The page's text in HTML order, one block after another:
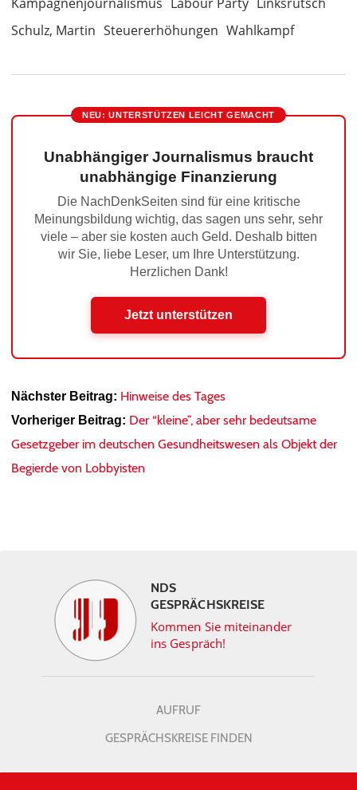
Schulz, Martin Steuererhöhungen Wahlkampf
NEU: UNTERSTÜTZEN LEICHT GEMACHT
Unabhängiger Journalismus braucht
unabhängige Finanzierung
Die NachDenkSeiten sind für eine kritische
Meinungsbildung wichtig, das sagen uns sehr, sehr
viele – aber sie kosten auch Geld. Deshalb bitten
wir Sie, liebe Leser, um Ihre Unterstützung.
Herzlichen Dank!
Jetzt unterstützen
Nächster Beitrag: Hinweise des Tages
Vorheriger Beitrag: Der “kleine”, aber sehr bedeutsame
Gesetzgeber im deutschen Gesundheitswesen als Objekt der
Begierde von Lobbyisten
NDS
GESPRÄCHSKREISE
Kommen Sie miteinander
ins Gespräch!
AUFRUF
GESPRÄCHSKREISE FINDEN